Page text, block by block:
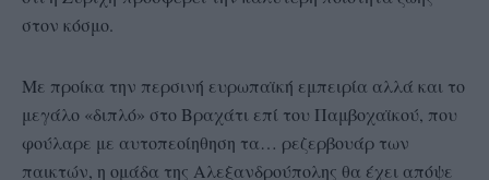
στον κόσμο.
Με προίκα την περσινή ευρωπαϊκή εμπειρία αλλά και το
μεγάλο «διπλό» στο Βραχάτι επί του Παμβοχαϊκού, που
φούλαρε με αυτοπεοίηθηση τα… ρεζερβουάρ των
παικτών, η ομάδα της Αλεξανδρούπολης θα έχει απόψε